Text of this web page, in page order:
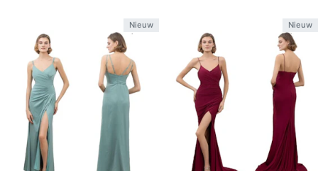
Nieuw Nieuw